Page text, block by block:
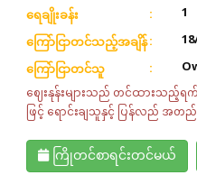
ရေချိုးခန်း 1
ကြော်ငြာတင်သည့်အချိန်
ကြော်ငြာတင်သူ
ဈေးနုန်းများသည် တင်ထားသည့်ရ
ဖြင့် ရောင်းချသူနှင့် ပြန်လည် အတည်
ကြိုတင်စာရင်းတင်မယ်